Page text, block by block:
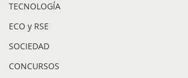
TECNOLOGÍA
ECO y RSE
SOCIEDAD
CONCURSOS